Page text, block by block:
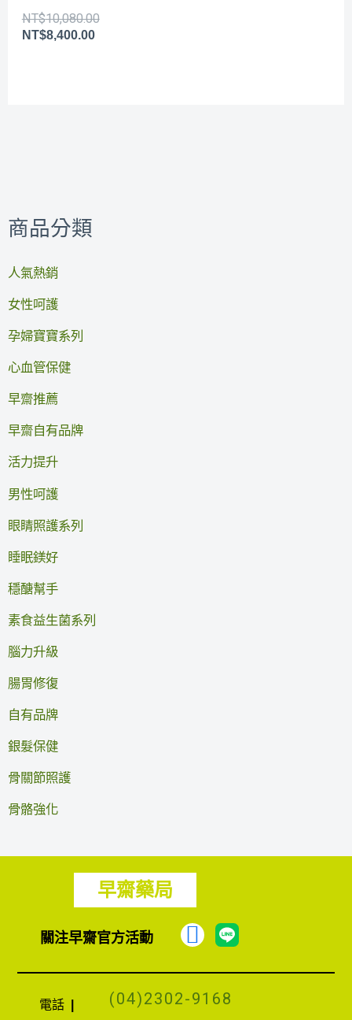
商品分類
人氣熱銷
女性呵護
孕婦寶寶系列
心血管保健
早齋推薦
早齋自有品牌
活力提升
男性呵護
眼睛照護系列
睡眠鎂好
穩醣幫手
素食益生菌系列
腦力升級
腸胃修復
自有品牌
銀髮保健
骨關節照護
骨骼強化
NT$10,080.00
NT$8,400.00
早齋藥局
關注早齋官方活動
F
c
e
電話 (04)2302-9168